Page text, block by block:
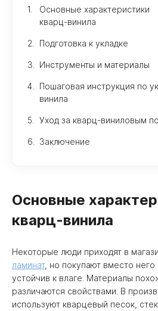
Основные
кварц-винила
Некоторые люди приходят в
ламинат, но покупают вместо
устойчив к влаге. Материалы
различаются свойствами. В
используют кварцевый песок,
Основные характеристики
кварц-винила
Подготовка к укладке
Инструменты и материалы
Пошаговая инструкция по
винила
Уход за кварц-виниловым
Заключение